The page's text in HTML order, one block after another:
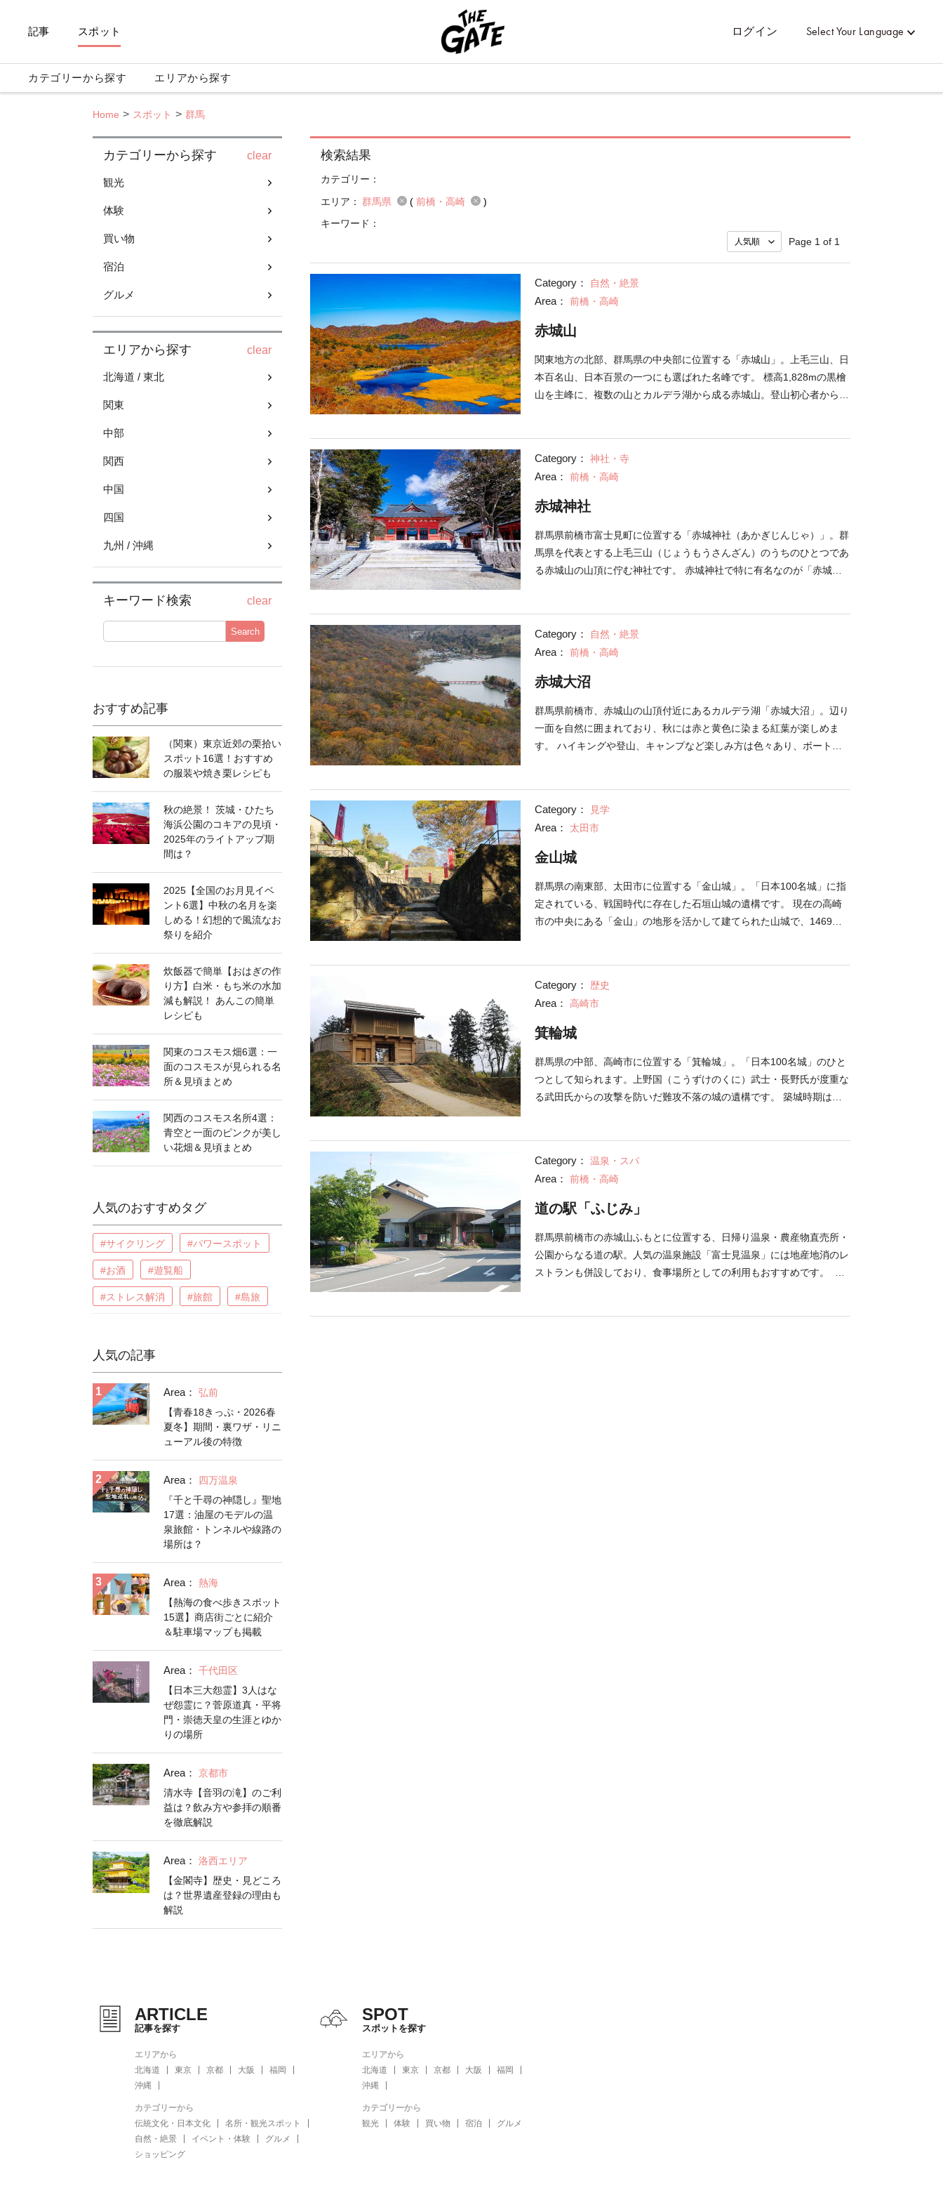
記事 スポット ログイン Select Your Language
カテゴリーから探す エリアから探す
Home スポット 群馬
カテゴリーから探す clear
観光
体験
買い物
宿泊
グルメ
エリアから探す clear
北海道 / 東北
関東
中部
関西
中国
四国
九州 / 沖縄
キーワード検索 clear
Search
おすすめ記事
（関東）東京近郊の栗拾い
スポット16選！おすすめ
の服装や焼き栗レシピも
秋の絶景！ 茨城・ひたち
海浜公園のコキアの見頃・
2025年のライトアップ期
間は？
2025【全国のお月見イベ
ント6選】中秋の名月を楽
しめる！幻想的で風流なお
祭りを紹介
炊飯器で簡単【おはぎの作
り方】白米・もち米の水加
減も解説！ あんこの簡単
レシピも
関東のコスモス畑6選：一
面のコスモスが見られる名
所＆見頃まとめ
関西のコスモス名所4選：
青空と一面のピンクが美し
い花畑＆見頃まとめ
人気のおすすめタグ
#サイクリング #パワースポット
#お酒 #遊覧船
#ストレス解消 #旅館 #島旅
人気の記事
Area：
弘前
【青春18きっぷ・2026春
夏冬】期間・裏ワザ・リニ
ューアル後の特徴
Area：
四万温泉
『千と千尋の神隠し』聖地
17選：油屋のモデルの温
泉旅館・トンネルや線路の
場所は？
Area：
熱海
【熱海の食べ歩きスポット
15選】商店街ごとに紹介
＆駐車場マップも掲載
Area：
千代田区
【日本三大怨霊】3人はな
ぜ怨霊に？菅原道真・平将
門・崇徳天皇の生涯とゆか
りの場所
Area：
京都市
清水寺【音羽の滝】のご利
益は？飲み方や参拝の順番
を徹底解説
Area：
洛西エリア
【金閣寺】歴史・見どころ
は？世界遺産登録の理由も
解説
検索結果
カテゴリー：
エリア： 群馬県 ( 前橋・高崎
)
キーワード：
Page 1 of 1
Category： 自然・絶景
Area： 前橋・高崎
赤城山
関東地方の北部、群馬県の中央部に位置する「赤城山」。上毛三山、日
本百名山、日本百景の一つにも選ばれた名峰です。 標高1,828mの黒檜
山を主峰に、複数の山とカルデラ湖から成る赤城山。登山初心者から上
がる「小尾瀬」と呼ばれる湿原では、遊歩道沿いに珍しい高原植物が見
られます。 山頂から赤城山南麓を横断する「あかぎ風ライン」には多
くの蕎麦屋が建ち並び、歩いた後にお昼を食べるには絶好のスポットで
Category： 神社・寺
Area： 前橋・高崎
赤城神社
群馬県前橋市富士見町に位置する「赤城神社（あかぎじんじゃ）」。群
馬県を代表とする上毛三山（じょうもうさんざん）のうちのひとつであ
る赤城山の山頂に佇む神社です。 赤城神社で特に有名なのが「赤城姫
のお披露目で人気な秋祭りも見どころのひとつです。 赤城神社の周り
にある大沼・小沼は、蓮華や水芭蕉、ニッコウキスゲなどが咲く花の名
所。大沼・小沼ではボートを楽しむができ、秋には紅葉を見に多くの方
びを楽しむことができるのも赤城神社ならではの魅力です。 （投稿
日：2018/07/12 最終更新日：2023/12/27）
Category： 自然・絶景
Area： 前橋・高崎
赤城大沼
群馬県前橋市、赤城山の山頂付近にあるカルデラ湖「赤城大沼」。辺り
一面を自然に囲まれており、秋には赤と黄色に染まる紅葉が楽しめま
す。 ハイキングや登山、キャンプなど楽しみ方は色々あり、ボートに
Category： 見学
Area： 太田市
金山城
群馬県の南東部、太田市に位置する「金山城」。「日本100名城」に指
定されている、戦国時代に存在した石垣山城の遺構です。 現在の高崎
市の中央にある「金山」の地形を活かして建てられた山城で、1469年
が、なかでも石垣は貴重。金山城遺跡調査以前にいわれた「戦国時代の
関東の城には石垣がない」という定説を大きく覆すものでした。 現在
は公園として整備されており、園内には見学ルートが設けられていま
す。金山城を攻略する攻め手の目線になって歩いてみれば、険しい坂道
や城址をかこむ石垣に、落城知らずといわれた理由を知ることでしょ
う。金山のふもとには、建築家・隈研吾氏設計の「史跡金山城址ガイダ
ンス施設」があり、金山城の歴史を紹介しています。
Category： 歴史
Area： 高崎市
箕輪城
群馬県の中部、高崎市に位置する「箕輪城」。「日本100名城」のひと
つとして知られます。上野国（こうずけのくに）武士・長野氏が度重な
る武田氏からの攻撃を防いだ難攻不落の城の遺構です。 築城時期は定
国武士が城主として入れ替わりましたが、徳川氏の関東入りによって徳
川家に仕えた武将・大名の井伊直正が城主に。その後、井伊氏が高崎城
へ移ったのちに、箕輪城は廃城になっています。 2011年から2016年に
先端技術で建てられた精巧な造りが見られ、現在の城址は国の指定史跡
にも指定されています。 毎年10月の最終日曜には「箕輪城まつり」が
開催されます。戦国武将や足軽がふんした参加者が長野軍と武田軍に分
Category： 温泉・スパ
Area： 前橋・高崎
道の駅「ふじみ」
群馬県前橋市の赤城山ふもとに位置する、日帰り温泉・農産物直売所・
公園からなる道の駅。人気の温泉施設「富士見温泉」には地産地消のレ
ストランも併設しており、食事場所としての利用もおすすめです。 塩
ARTICLE
記事を探す
エリアから
北海道
東京 京都 大阪
福岡
沖縄
カテゴリーから
伝統文化・日本文化
名所・観光スポット
自然・絶景
イベント・体験
グルメ
ショッピング
SPOT
スポットを探す
エリアから
北海道
東京 京都 大阪
福岡
沖縄
カテゴリーから
観光
体験 買い物 宿泊 グルメ